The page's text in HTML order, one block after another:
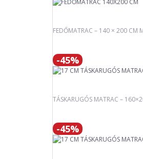
FEDŐMATRAC – 140 × 200 CM
-45%
TÁSKARUGÓS MATRAC –
-45%